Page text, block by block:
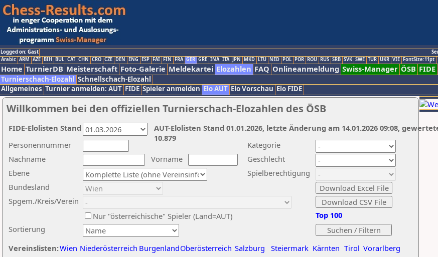
Logged on: Gast
Arabic ARM AZE BIH BUL CAT CHN CRO CZE DEN ENG ESP FAI FIN FRA GER GRE INA ITA JPN MKD LTU NED POL POR ROU RUS SRB SVK SWE TUR UKR VIE FontSize:11pt
Home TurnierDB Meisterschaft Foto-Galerie Meldekartei Elozahlen FAQ Onlineanmeldung Swiss-Manager ÖSB FIDE
Turnierschach-Elozahl Schnellschach-Elozahl
Allgemeines Turnier anmelden: AUT FIDE Spieler anmelden Elo AUT Elo Vorschau Elo FIDE
Willkommen bei den offiziellen Turnierschach-Elozahlen des ÖSB
Nachname
Vorname
Ebene
Kategorie
Sortierung
Personennummer
Bundesland
Spgem./Kreis/Verein
Geschlecht
Nur "österreichische" Spieler (Land=AUT)
Spielberechtigung
Vereinslisten:Wien Niederösterreich BurgenlandOberösterreich Salzburg Steiermark Kärnten Tirol Vorarlberg
Top 100
AUT-Elolisten Stand 01.01.2026, letzte Änderung am 14.01.2026 09:08,
10.879
FIDE-Elolisten Stand